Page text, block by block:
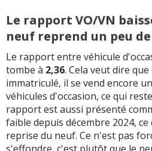
Le rapport VO/VN
neuf reprend un peu
Le rapport entre véhicule
tombe à 2,36. Cela veut dire
immatriculé, il se vend encore
véhicules d'occasion, ce qui
rapport est aussi présenté
faible depuis décembre 2024,
reprise du neuf. Ce n'est pas